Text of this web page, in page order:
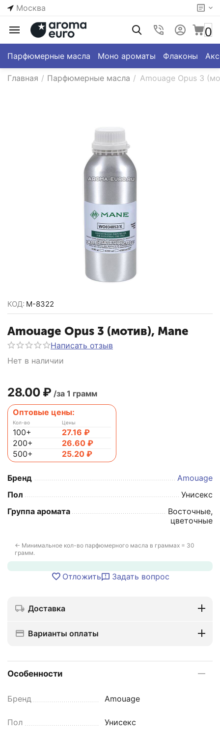
Москва
0
Парфюмерные масла Моно ароматы Флаконы
Главная / Парфюмерные масла / Amouage Opus 3
КОД: M-8322
Amouage Opus 3 (мотив), Mane
Написать отзыв
Нет в наличии
28.00 ₽ /за 1 грамм
Оптовые цены:
Кол-во
100+
200+
500+
Цены
27.16 ₽
26.60 ₽
25.20 ₽
Бренд
Amouage
Пол
Унисекс
Группа аромата
Восточные,
цветочные
← Минимальное кол-во парфюмерного масла в граммах = 30
грамм.
Отложить Задать вопрос
Доставка
Варианты оплаты
Особенности
Бренд Amouage
Пол Унисекс